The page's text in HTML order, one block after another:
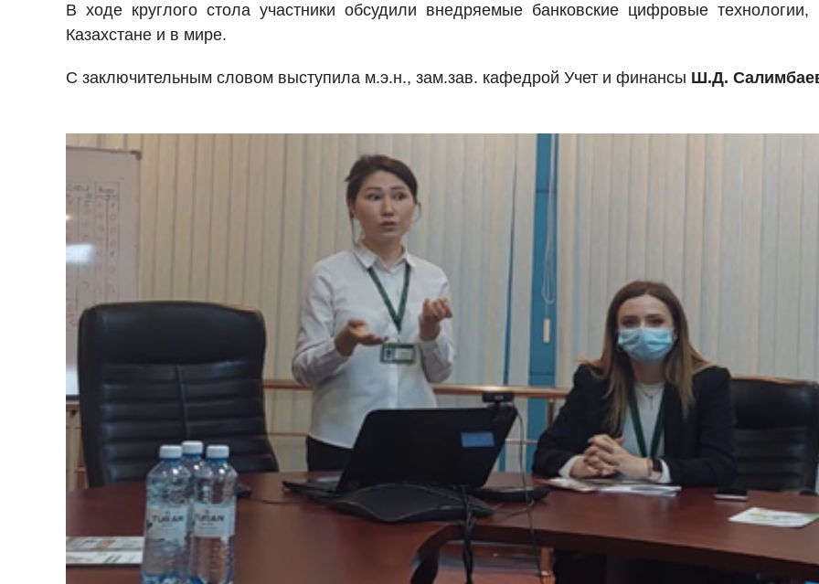
В ходе круглого стола участники обсудили внедряемые банковские цифровые технологии,
Казахстане и в мире.
С заключительным словом выступила м.э.н., зам.зав. кафедрой Учет и финансы Ш.Д.